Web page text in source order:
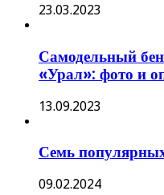
23.03.2023
Самодельный
«Урал»: фото и
13.09.2023
Семь
09.02.2024